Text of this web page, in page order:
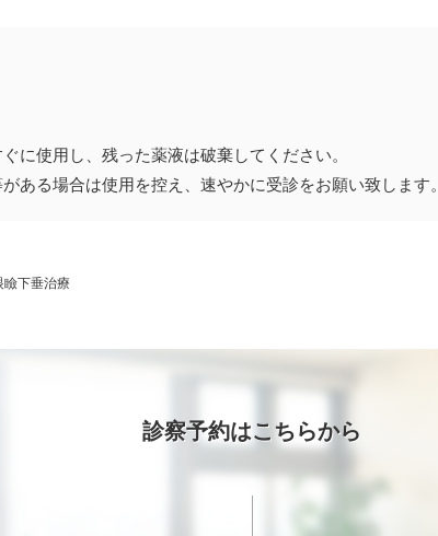
に使用し、残った薬液は破棄してください。
ある場合は使用を控え、速やかに受診をお願い致します。
瞼下垂治療
診察予約はこちらから